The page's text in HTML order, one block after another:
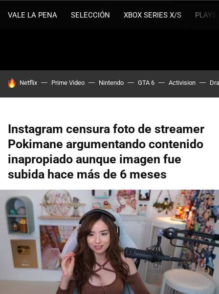
VALE LA PENA SELECCIÓN XBOX SERIES X/S
HOY SE HABLA DE
Netflix Prime Video Nintendo GTA 6 Activision
Instagram censura foto de streamer
Pokimane argumentando contenido
inapropiado aunque imagen fue
subida hace más de 6 meses